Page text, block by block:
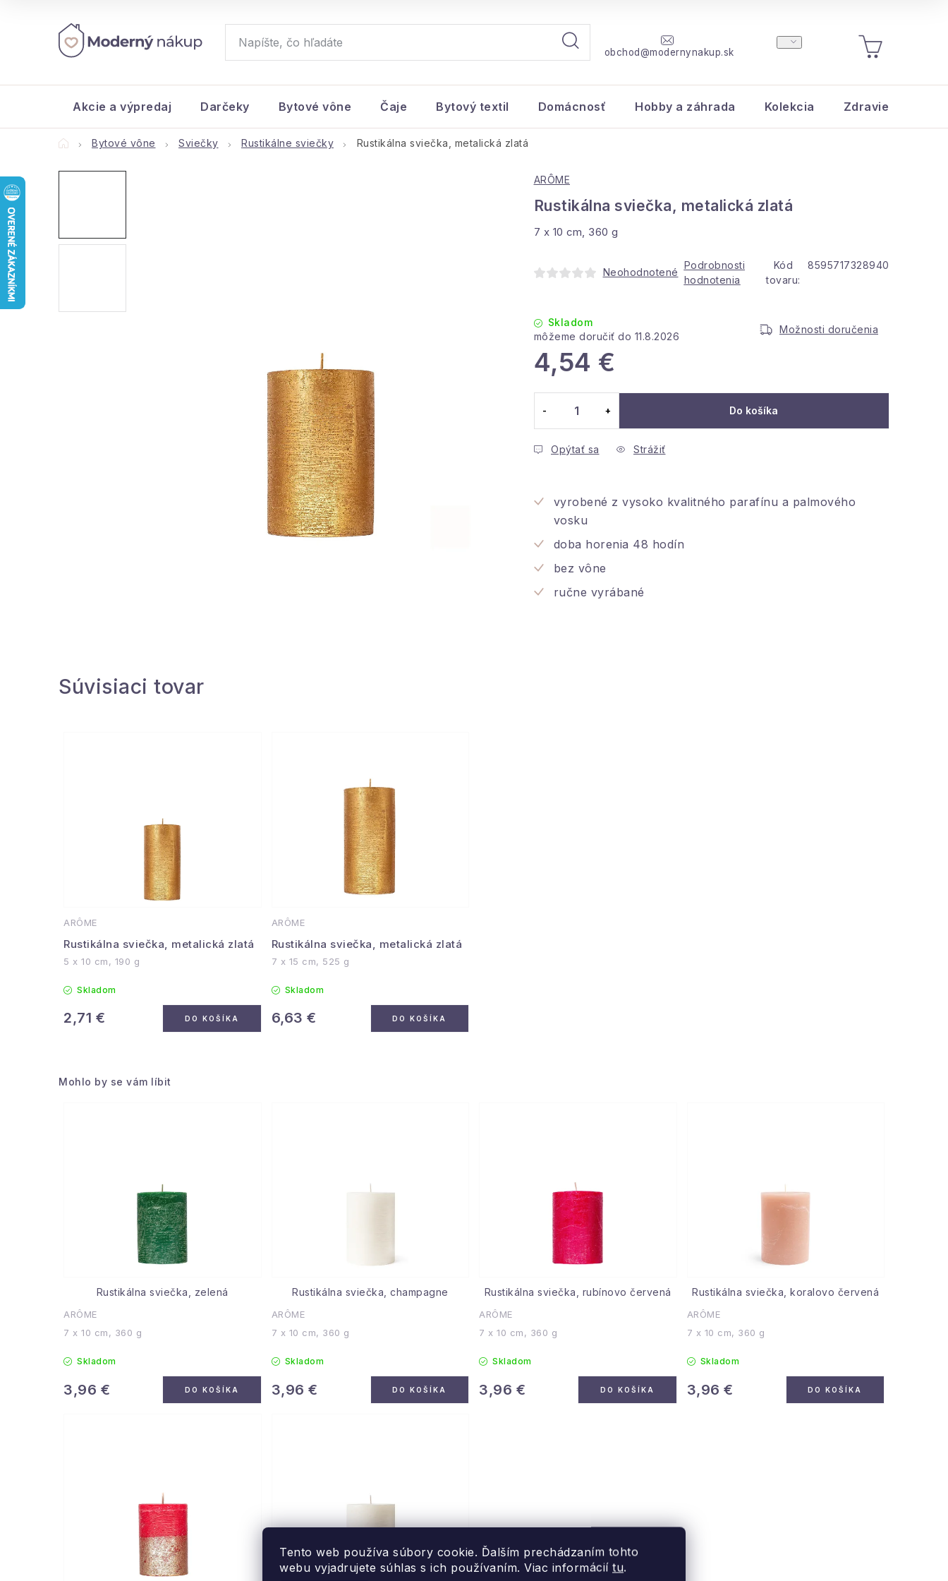
Tento web používa súbory cookie. Ďalším prechádzaním tohto
webu vyjadrujete súhlas s ich používaním. Viac informácií tu.
obchod@modernynakup.sk
NÁKUPNÝ
KOŠÍK
Akcie a výpredaj Darčeky Bytové vône Čaje Bytový textil Domácnosť Hobby a záhrada Kolekcia Zdravie a krása
DomovBytové vône Sviečky Rustikálne sviečky Rustikálna sviečka, metalická zlatá
ARÔME
Rustikálna sviečka, metalická zlatá
7 x 10 cm, 360 g
Neohodnotené
Podrobnosti
hodnotenia
Kód
tovaru:
8595717328940
Skladom
11.8.2026
Možnosti doručenia
4,54 €
Do košíka
Opýtať sa Strážiť
vyrobené z vysoko kvalitného parafínu a palmového
vosku
doba horenia 48 hodín
bez vône
ručne vyrábané
Mohlo by se vám líbit
Rustikálna sviečka, zelená
ARÔME
7 x 10 cm, 360 g
Skladom
3,96 € DO KOŠÍKA
Rustikálna sviečka, champagne
ARÔME
7 x 10 cm, 360 g
Skladom
3,96 € DO KOŠÍKA
Rustikálna sviečka, rubínovo červená
ARÔME
7 x 10 cm, 360 g
Skladom
3,96 € DO KOŠÍKA
Rustikálna sviečka, koralovo červená
ARÔME
7 x 10 cm, 360 g
Skladom
3,96 € DO KOŠÍKA
Súvisiaci tovar
ARÔME
Rustikálna sviečka, metalická zlatá
5 x 10 cm, 190 g
Skladom
2,71 € DO KOŠÍKA
ARÔME
Rustikálna sviečka, metalická zlatá
7 x 15 cm, 525 g
Skladom
6,63 € DO KOŠÍKA